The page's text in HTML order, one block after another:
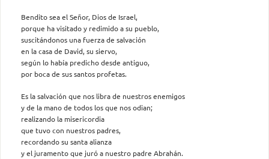
Bendito sea el Señor, Dios de Israel,
porque ha visitado y redimido a su pueblo,
suscitándonos una fuerza de salvación
en la casa de David, su siervo,
según lo había predicho desde antiguo,
por boca de sus santos profetas.
Es la salvación que nos libra de nuestros enemigos
y de la mano de todos los que nos odian;
realizando la misericordia
que tuvo con nuestros padres,
recordando su santa alianza
y el juramento que juró a nuestro padre Abrahán.